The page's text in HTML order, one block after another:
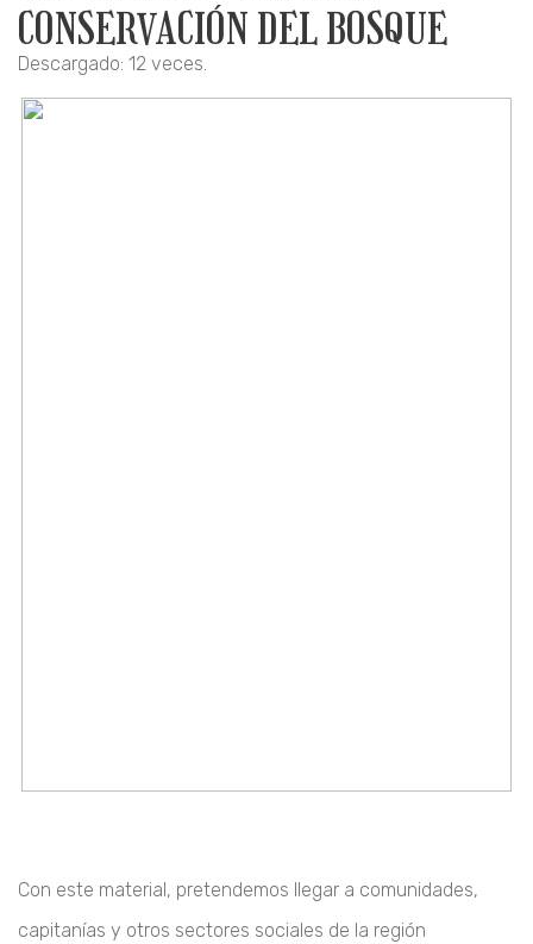
CONSERVACIÓN DEL BOSQUE
Descargado: 12 veces.
Con este material, pretendemos llegar a comunidades,
capitanías y otros sectores sociales de la región